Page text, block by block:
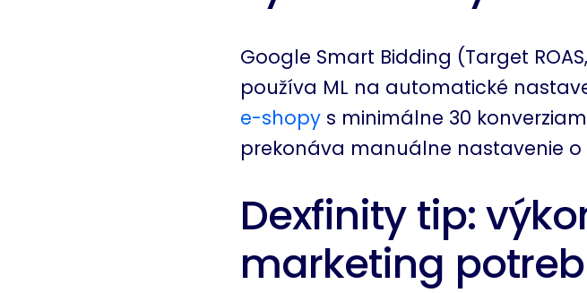
Google Smart Bidding (Target
používa ML na automatické
e-shopys minimálne 30
prekonáva manuálne nastavenie o
Dexfinity tip:
marketing